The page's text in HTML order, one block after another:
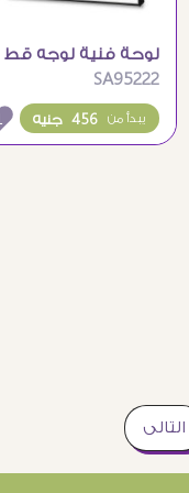
لوحة فنية لوجه قط
ملون بأسلوب عصري
SA95222
456 جنيه يبدأ من
التالى